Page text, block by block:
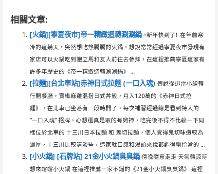
相關文章:
[火鍋][寧夏夜市]帝一精緻迴轉涮涮鍋 ↑新年快到了! 在年前寒
冷的這幾天，突然想吃熱騰騰的火鍋，想說常常經過寧夏夜市發現有
家店可以火鍋吃到飽立馬和友人前往去參拜，在這裡推薦寧夏這家有
許多年歷史的《帝一精緻迴轉涮涮鍋》 ...
[拉麵][台北車站]赤神日式拉麵 (一口入魂) 傳說從迅雷小組轉
行開餐廳，賣椒麻雞混搭日式丼飯，月入120萬的《赤神日式拉
麵》，在北車已坐落有一段時間了，每次補習經過總是看到特大的
“一口入魂” 招牌，心想還真是取的有夠神，吃完後不得不比較一下同
樣位於北車的 十三川日本拉麵 和 鬼切拉麵，個人覺得鬼切味道較為
濃厚，十三川比較清淡些，這家就口感和湯頭來說都調得蠻恰當的 ...
[小火鍋] [石牌站] 21金小火鍋臭臭鍋 傍晚隨意走走 天氣轉涼時
想來嚐嚐小火鍋 在這裡推薦一家不錯的《21金小火鍋臭臭鍋》 這裡